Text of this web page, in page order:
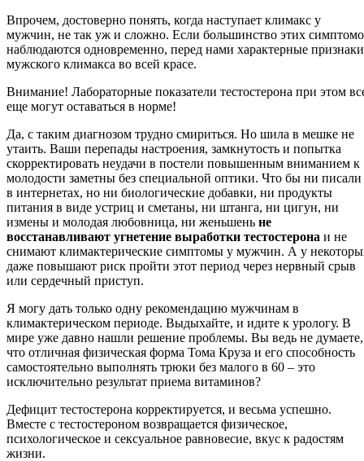
Впрочем, достоверно понять, когда наступает климакс у
мужчин, не так уж и сложно. Если большинство этих
наблюдаются одновременно, перед нами характерные признаки
мужского климакса во всей красе.
Внимание! Лабораторные показатели тестостерона при этом
еще могут оставаться в норме!
Да, с таким диагнозом трудно смириться. Но шила в мешке не
утаить. Ваши перепады настроения, замкнутость и попытка
скорректировать неудачи в постели повышенным вниманием к
молодости заметны без специальной оптики. Что бы ни писали
в интернетах, но ни биологические добавки, ни продукты
питания в виде устриц и сметаны, ни штанга, ни цигун, ни
измены и молодая любовница, ни женьшень не
восстанавливают угнетение выработки тестостерона и не
снимают климактерические симптомы у мужчин. А у
даже повышают риск пройти этот период через нервный срыв
или сердечный приступ.
Я могу дать только одну рекомендацию мужчинам в
климактерическом периоде. Выдыхайте, и идите к урологу. В
мире уже давно нашли решение проблемы. Вы ведь не думаете,
что отличная физическая форма Тома Круза и его способность
самостоятельно выполнять трюки без малого в 60 – это
исключительно результат приема витаминов?
Дефицит тестостерона корректируется, и весьма успешно.
Вместе с тестостероном возвращается физическое,
психологическое и сексуальное равновесие, вкус к радостям
жизни.